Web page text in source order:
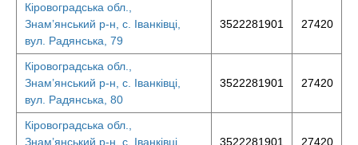
Кіровоградська обл.,
Знам’янський р-н, с. Іванківці,
вул. Радянська, 79
3522281901 27420
Кіровоградська обл.,
Знам’янський р-н, с. Іванківці,
вул. Радянська, 80
3522281901 27420
Кіровоградська обл.,
Знам’янський р-н, с. Іванківці,
3522281901 27420